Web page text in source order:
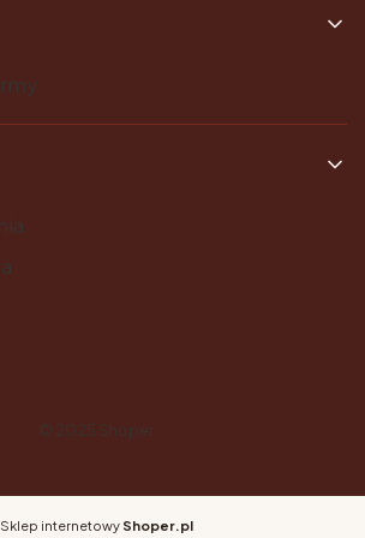
Sklep internetowy Shoper.pl